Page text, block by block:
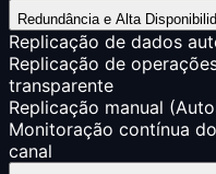
Redundância e Alta
Replicação de dados
Replicação de
transparente
Replicação manual
Monitoração contínua
canal